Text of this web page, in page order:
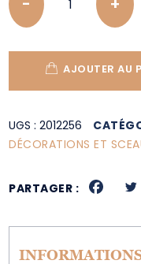
AJOUTER AU
UGS :2012256
DÉCORATIONS ET
PARTAGER :